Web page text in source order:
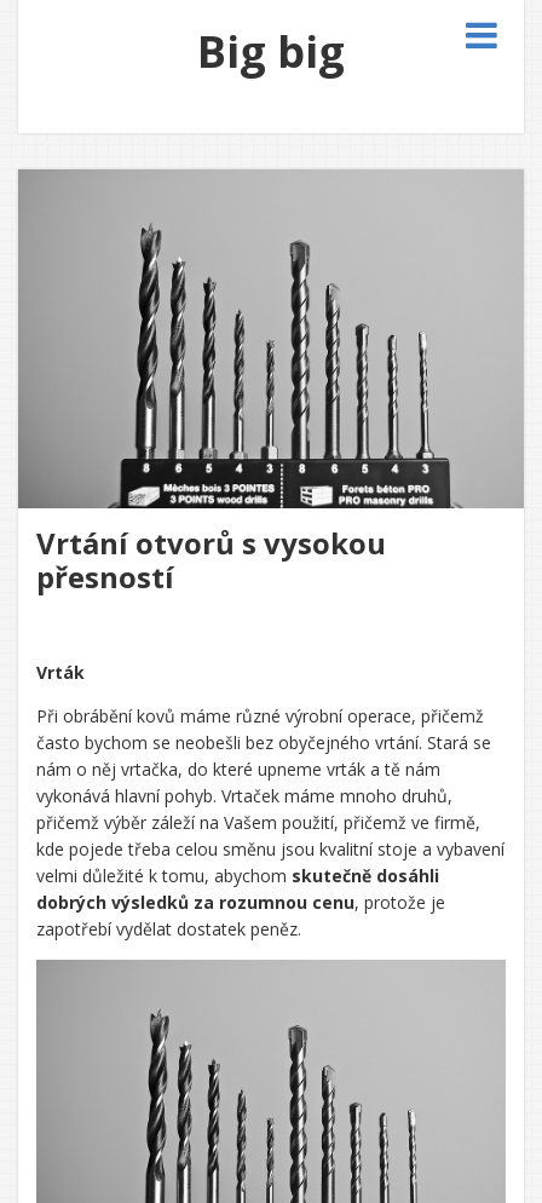
Big big
Vrtání otvorů s vysokou
přesností
Vrták
Při obrábění kovů máme různé výrobní operace, přičemž
často bychom se neobešli bez obyčejného vrtání. Stará se
nám o něj vrtačka, do které upneme vrták a tě nám
vykonává hlavní pohyb. Vrtaček máme mnoho druhů,
přičemž výběr záleží na Vašem použití, přičemž ve firmě,
kde pojede třeba celou směnu jsou kvalitní stoje a vybavení
velmi důležité k tomu, abychom skutečně dosáhli
dobrých výsledků za rozumnou cenu, protože je
zapotřebí vydělat dostatek peněz.